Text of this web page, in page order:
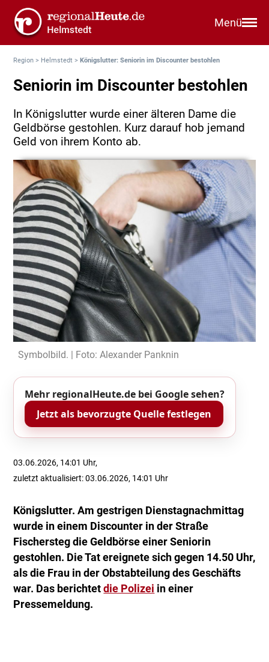
Menü
Region > Helmstedt >Königslutter: Seniorin im Discounter bestohlen
Seniorin im Discounter bestohlen
In Königslutter wurde einer älteren Dame die
Geldbörse gestohlen. Kurz darauf hob jemand
Geld von ihrem Konto ab.
Symbolbild. | Foto: Alexander Panknin
Mehr regionalHeute.de bei Google sehen?
Jetzt als bevorzugte Quelle festlegen
03.06.2026, 14:01 Uhr,
zuletzt aktualisiert: 03.06.2026, 14:01 Uhr
Königslutter. Am gestrigen Dienstagnachmittag
wurde in einem Discounter in der Straße
Fischersteg die Geldbörse einer Seniorin
gestohlen. Die Tat ereignete sich gegen 14.50 Uhr,
als die Frau in der Obstabteilung des Geschäfts
war. Das berichtetdie Polizei in einer
Pressemeldung.